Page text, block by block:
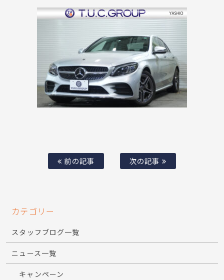
前の記事 次の記事
カテゴリー
スタッフブログ一覧
ニュース一覧
キャンペーン